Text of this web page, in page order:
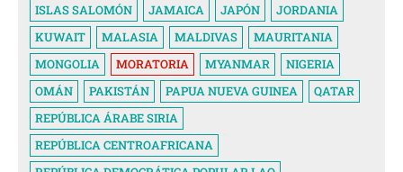
ISLAS SALOMÓN JAMAICA JAPÓN
JORDANIA
KUWAIT
MALASIA MALDIVAS
MAURITANIA
MONGOLIA
MORATORIA MYANMAR
NIGERIA
OMÁN
PAKISTÁN PAPUA NUEVA GUINEA
QATAR
REPÚBLICA ÁRABE SIRIA
REPÚBLICA CENTROAFRICANA